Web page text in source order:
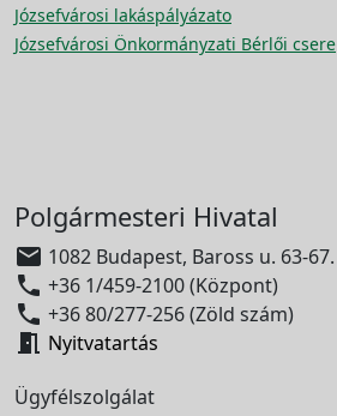
Józsefvárosi lakáspályázato
Józsefvárosi Önkormányzati Bérlői csere
Polgármesteri Hivatal
 1082 Budapest, Baross u. 63-67.
 +36 1/459-2100 (Központ)
 +36 80/277-256 (Zöld szám)
 Nyitvatartás
Ügyfélszolgálat